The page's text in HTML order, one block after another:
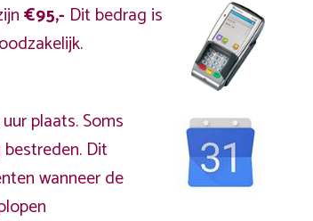
€95,- Dit bedrag is
plaats. Soms
Dit
wanneer de